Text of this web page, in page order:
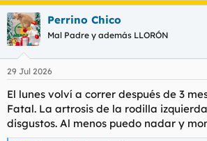
Perrino Chico
Mal Padre y además LLORÓN
29 Jul 2026
El lunes volví a correr después de 3
Fatal. La artrosis de la rodilla
disgustos. Al menos puedo nadar y